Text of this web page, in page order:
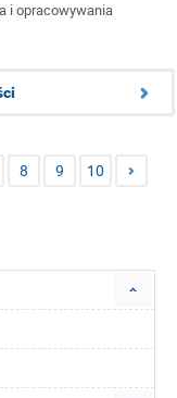
i opracowywania
8 9 10